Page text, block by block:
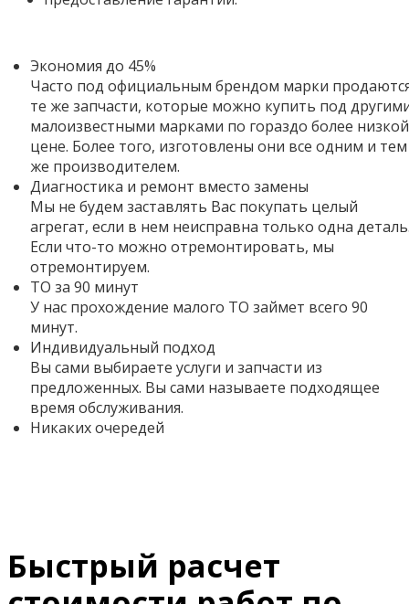
Экономия до 45%
Часто под официальным брендом марки
те же запчасти, которые можно купить под
малоизвестными марками по гораздо более низкой
цене. Более того, изготовлены они все одним и тем
же производителем.
Диагностика и ремонт вместо замены
Мы не будем заставлять Вас покупать целый
агрегат, если в нем неисправна только одна
Если что-то можно отремонтировать, мы
отремонтируем.
ТО за 90 минут
У нас прохождение малого ТО займет всего 90
минут.
Индивидуальный подход
Вы сами выбираете услуги и запчасти из
предложенных. Вы сами называете подходящее
время обслуживания.
Никаких очередей
Быстрый расчет